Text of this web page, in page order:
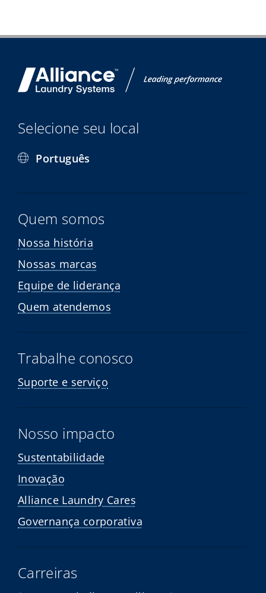
Selecione seu local
Português
Quem somos
Nossa história
Nossas marcas
Equipe de liderança
Quem atendemos
Trabalhe conosco
Suporte e serviço
Nosso impacto
Sustentabilidade
Inovação
Alliance Laundry Cares
Governança corporativa
Carreiras